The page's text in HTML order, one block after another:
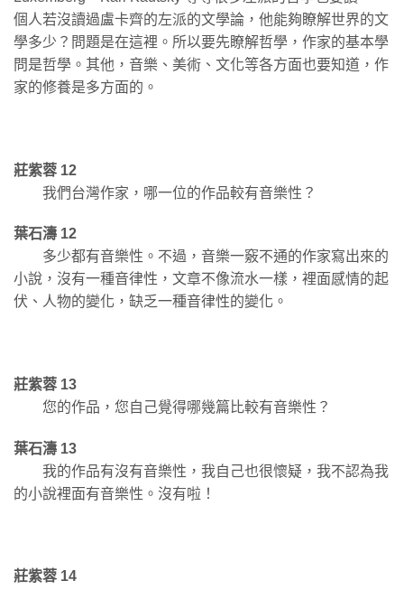
個人若沒讀過盧卡齊的左派的文學論，他能夠瞭解世界的文
學多少？問題是在這裡。所以要先瞭解哲學，作家的基本學
問是哲學。其他，音樂、美術、文化等各方面也要知道，作
家的修養是多方面的。
莊紫蓉 12
我們台灣作家，哪一位的作品較有音樂性？
葉石濤 12
多少都有音樂性。不過，音樂一竅不通的作家寫出來的
小說，沒有一種音律性，文章不像流水一樣，裡面感情的起
伏、人物的變化，缺乏一種音律性的變化。
莊紫蓉 13
您的作品，您自己覺得哪幾篇比較有音樂性？
葉石濤 13
我的作品有沒有音樂性，我自己也很懷疑，我不認為我
的小說裡面有音樂性。沒有啦！
莊紫蓉 14